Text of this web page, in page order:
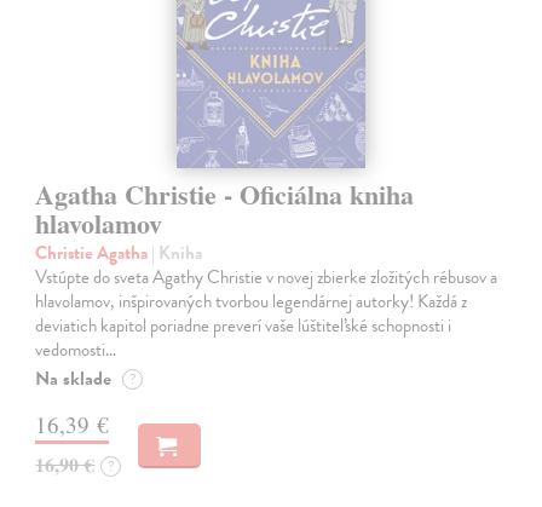
Agatha Christie - Oficiálna kniha
hlavolamov
Christie Agatha| Kniha
Vstúpte do sveta Agathy Christie v novej zbierke zložitých rébusov a
hlavolamov, inšpirovaných tvorbou legendárnej autorky! Každá z
deviatich kapitol poriadne preverí vaše lúštiteľské schopnosti i
vedomosti…
Na sklade ?
16,39 €
16,90 € ?